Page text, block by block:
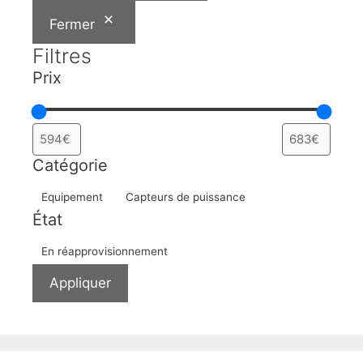
Fermer
Filtres
Prix
Catégorie
Catégorie
Equipement Capteurs de puissance
État
Disponibilité
En réapprovisionnement
Appliquer